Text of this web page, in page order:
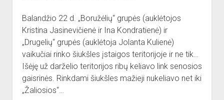
menu
Bažnyčia
Muziejus
Kiti objektai
menu
Gimnazistų naujienos
Gimnazistų kūryba
Kraštiečių kūryba
NUOTRAUKOS
Organizacijos
open
dropdown
menu
Sėlos Ramuva
Jaunieji šauliai
Apie mus
open
dropdown
menu
Reikalingi kontaktai
Balandžio 22 d. „Boružėlių“ grupės (auklėtojos
Kristina Jasinevičienė ir Ina Kondratienė) ir
„Drugelių“ grupės (auklėtoja Jolanta Kulienė)
vaikučiai rinko šiukšles įstaigos teritorijoje ir ne tik…
Išėję už darželio teritorijos ribų keliavo link senosios
gaisrinės. Rinkdami šiukšles mažieji nukeliavo net iki
„Žaliosios“…